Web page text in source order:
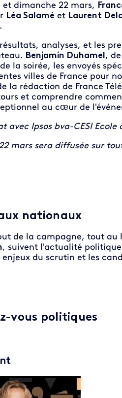
et dimanche 22 mars,
Léa Salamé et Laurent
analyses, et les
Benjamin Duhamel,
la soirée, les envoyés
villes de France pour
la rédaction de France
et comprendre
au cœur de
avec Ipsos bva-CESI Ecole
mars sera diffusée sur
nationaux
de la campagne, tout au
, suivent l'actualité
du scrutin et les
vous politiques